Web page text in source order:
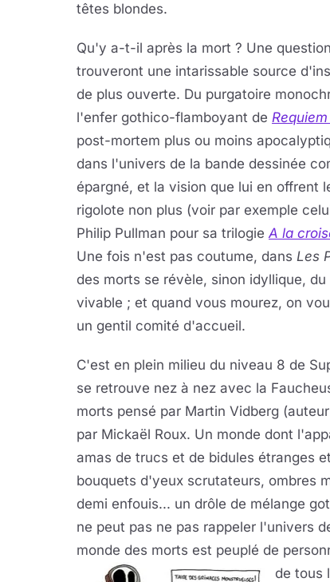
têtes blondes.
Qu'y a-t-il après la mort ? Une
trouveront une intarissable source
de plus ouverte. Du purgatoire
l'enfer gothico-flamboyant de
post-mortem plus ou moins
dans l'univers de la bande dessinée
épargné, et la vision que lui en offrent
rigolote non plus (voir par exemple
Philip Pullman pour sa trilogieA la
Une fois n'est pas coutume, dans Les
des morts se révèle, sinon idyllique,
vivable ; et quand vous mourez, on
un gentil comité d'accueil.
C'est en plein milieu du niveau 8 de
se retrouve nez à nez avec la
morts pensé par Martin Vidberg
par Mickaël Roux. Un monde dont
amas de trucs et de bidules étranges
bouquets d'yeux scrutateurs, ombres
demi enfouis... un drôle de mélange
ne peut pas ne pas rappeler l'univers
monde des morts est peuplé de
de tous